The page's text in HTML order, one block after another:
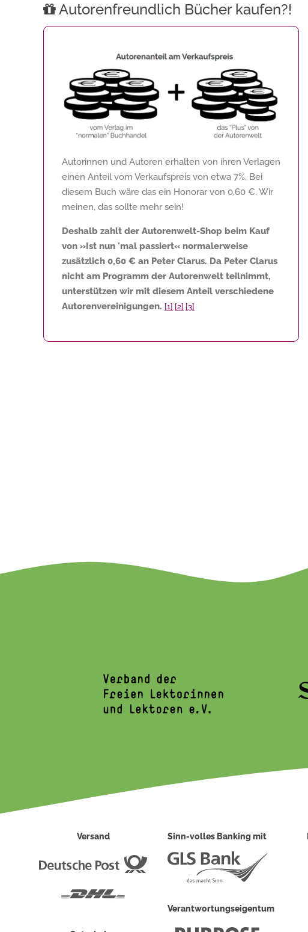
Autorenfreundlich Bücher kaufen?!
Autorinnen und Autoren erhalten von ihren Verlagen
einen Anteil vom Verkaufspreis von etwa 7%. Bei
diesem Buch wäre das ein Honorar von 0,60 €. Wir
meinen, das sollte mehr sein!
Deshalb zahlt der Autorenwelt-Shop beim Kauf
von »Ist nun 'mal passiert« normalerweise
zusätzlich 0,60 € an Peter Clarus. Da Peter Clarus
nicht am Programm der Autorenwelt teilnimmt,
unterstützen wir mit diesem Anteil verschiedene
Autorenvereinigungen. [1] [2] [3]
Versand
Deutsche
Sinn-volles Banking mit
Verantwortungseigentum